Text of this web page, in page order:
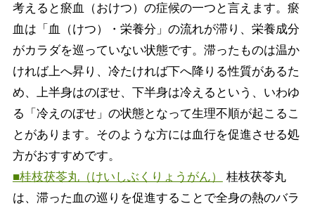
考えると瘀血（おけつ）の症候の一つと言えます。瘀
血は「血（けつ）・栄養分」の流れが滞り、栄養成分
がカラダを巡っていない状態です。滞ったものは温か
ければ上へ昇り、冷たければ下へ降りる性質があるた
め、上半身はのぼせ、下半身は冷えるという、いわゆ
る「冷えのぼせ」の状態となって生理不順が起こるこ
とがあります。そのような方には血行を促進させる処
方がおすすめです。
■桂枝茯苓丸（けいしぶくりょうがん）
桂枝茯苓丸
は、滞った血の巡りを促進することで全身の熱のバラ